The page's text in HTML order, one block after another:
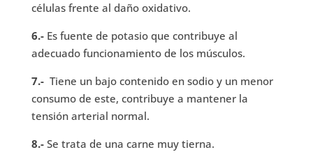
células frente al daño oxidativo.
6.- Es fuente de potasio que contribuye al
adecuado funcionamiento de los músculos.
7.- Tiene un bajo contenido en sodio y un menor
consumo de este, contribuye a mantener la
tensión arterial normal.
8.- Se trata de una carne muy tierna.